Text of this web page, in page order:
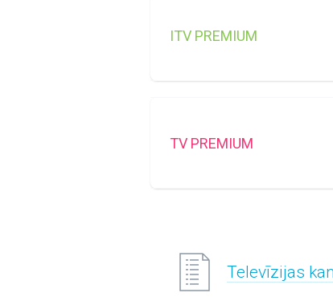
ITV PREMIUM
TV PREMIUM
Televīzijas